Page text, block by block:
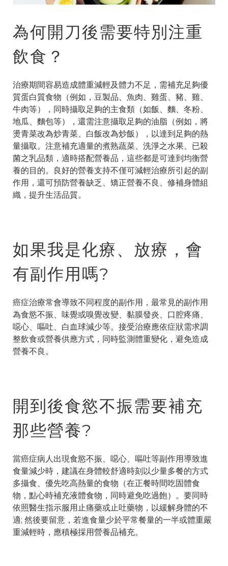
為何開刀後需要特別注重
飲食 ？
治療期間容易造成體重減輕及體力不足，需補充足夠優
質蛋白質食物（例如，豆製品、魚肉、雞蛋、豬、雞、
牛肉等），同時攝取足夠的主食類（如飯、麵、冬粉、
地瓜、麵包等），還需注意攝取足夠的油脂（例如，將
燙青菜改為炒青菜、白飯改為炒飯），以達到足夠的熱
量攝取。注意補充適量的煮熟蔬菜、洗淨之水果、已殺
菌之乳品類，適時搭配營養品，這些都是可達到均衡營
養的目的。良好的營養支持不僅可減輕治療所引起的副
作用，還可預防營養缺乏、矯正營養不良、修補身體組
織，提升生活品質。
如果我是化療、放療，會
有副作用嗎?
癌症治療常會導致不同程度的副作用，最常見的副作用
為食慾不振、味覺或嗅覺改變、黏膜發炎、口腔疼痛、
噁心、嘔吐、白血球減少等。接受治療應依症狀需求調
整飲食或營養供應方式，同時監測體重變化，避免造成
營養不良。
開到後食慾不振需要補充
那些營養?
當癌症病人出現食慾不振、噁心、嘔吐等副作用導致進
食量減少時，建議在身體較舒適時刻以少量多餐的方式
多攝食、優先吃高熱量的食物（在正餐時間吃固體食
物，點心時補充液體食物，同時避免吃過飽）。要同時
依照醫生指示服用止痛藥或止吐藥物，以緩解身體的不
適; 然後要留意，若進食量少於平常餐量的一半或體重嚴
重減輕時，應積極採用營養品補充。